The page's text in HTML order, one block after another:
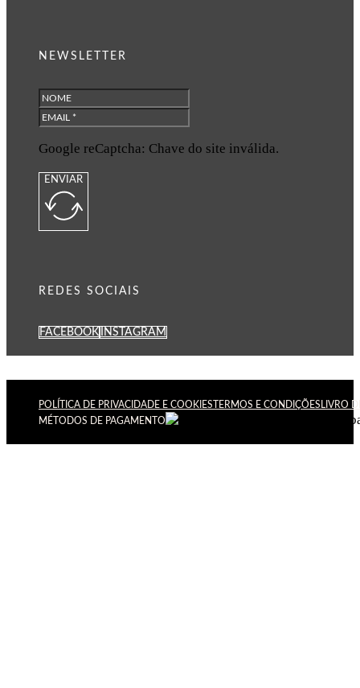
NEWSLETTER
Google reCaptcha: Chave do site inválida.
ENVIAR
REDES SOCIAIS
FACEBOOK INSTAGRAM
POLÍTICA DE PRIVACIDADE E COOKIES TERMOS E CONDIÇÕES LIVRO
MÉTODOS DE PAGAMENTO